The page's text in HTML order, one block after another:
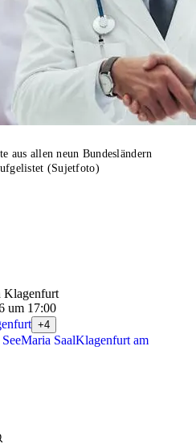
aus allen neun Bundesländern
(Sujetfoto)
Klagenfurt
um 17:00
+4
Maria SaalKlagenfurt am